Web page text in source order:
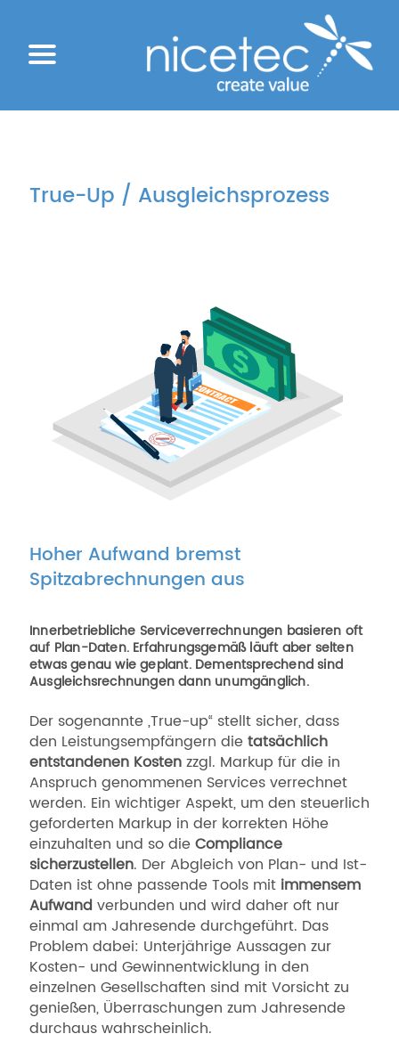
True-Up / Ausgleichsprozess
Hoher Aufwand bremst
Spitzabrechnungen aus
Innerbetriebliche Serviceverrechnungen basieren oft
auf Plan-Daten. Erfahrungsgemäß läuft aber selten
etwas genau wie geplant. Dementsprechend sind
Ausgleichsrechnungen dann unumgänglich.
Der sogenannte „True-up“ stellt sicher, dass
den Leistungsempfängern die tatsächlich
entstandenen Kosten zzgl. Markup für die in
Anspruch genommenen Services verrechnet
werden. Ein wichtiger Aspekt, um den steuerlich
geforderten Markup in der korrekten Höhe
einzuhalten und so die Compliance
sicherzustellen. Der Abgleich von Plan- und Ist-
Daten ist ohne passende Tools mit immensem
Aufwand verbunden und wird daher oft nur
einmal am Jahresende durchgeführt. Das
Problem dabei: Unterjährige Aussagen zur
Kosten- und Gewinnentwicklung in den
einzelnen Gesellschaften sind mit Vorsicht zu
genießen, Überraschungen zum Jahresende
durchaus wahrscheinlich.